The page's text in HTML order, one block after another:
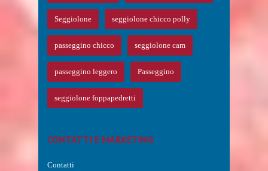
Seggiolone seggiolone chicco polly
passeggino chicco seggiolone cam
passeggino leggero Passeggino
seggiolone foppapedretti
CONTATTI E MARKETING
Contatti